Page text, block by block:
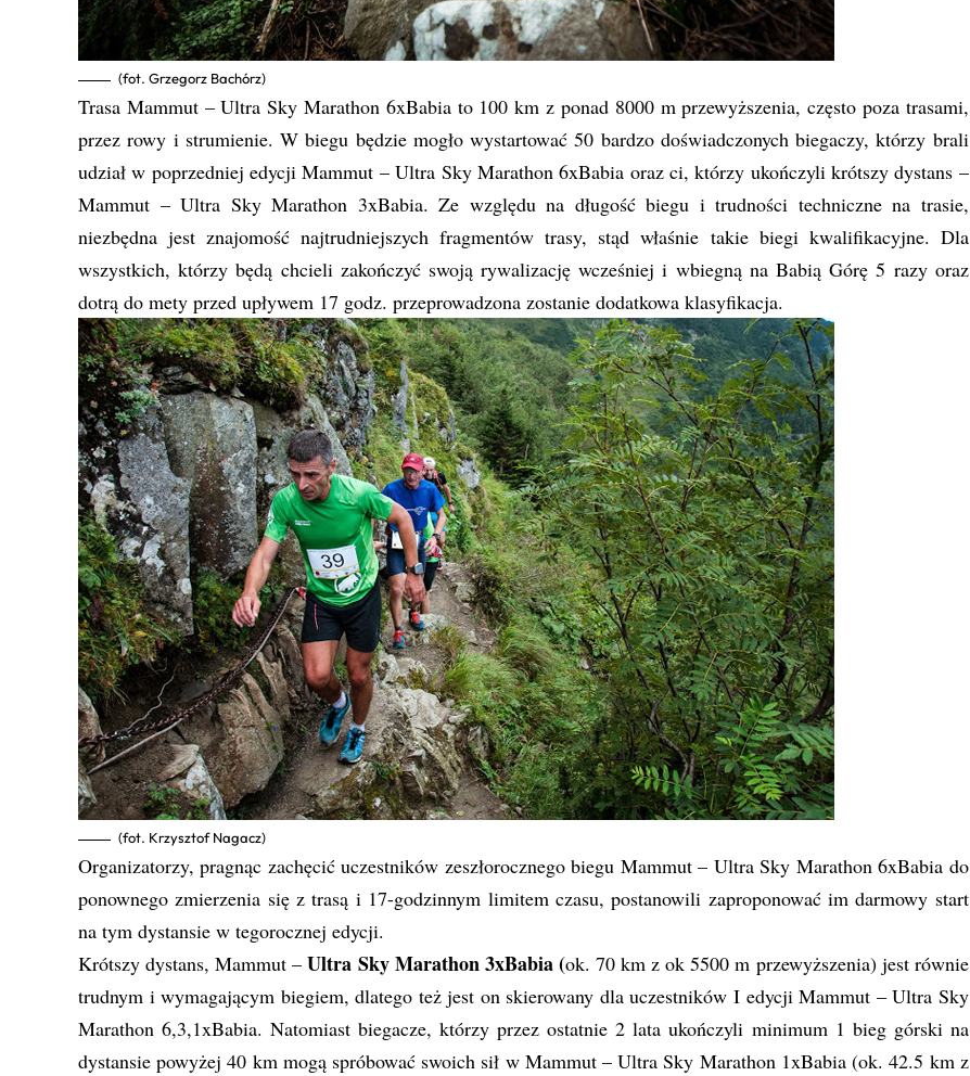
(fot. Grzegorz Bachórz)
Trasa Mammut – Ultra Sky Marathon 6xBabia to 100 km z ponad 8000 m przewyższenia, często poza trasami,
przez rowy i strumienie. W biegu będzie mogło wystartować 50 bardzo doświadczonych biegaczy, którzy brali
udział w poprzedniej edycji Mammut – Ultra Sky Marathon 6xBabia oraz ci, którzy ukończyli krótszy dystans –
Mammut – Ultra Sky Marathon 3xBabia. Ze względu na długość biegu i trudności techniczne na trasie,
niezbędna jest znajomość najtrudniejszych fragmentów trasy, stąd właśnie takie biegi kwalifikacyjne. Dla
wszystkich, którzy będą chcieli zakończyć swoją rywalizację wcześniej i wbiegną na Babią Górę 5 razy oraz
dotrą do mety przed upływem 17 godz. przeprowadzona zostanie dodatkowa klasyfikacja.
(fot. Krzysztof Nagacz)
Organizatorzy, pragnąc zachęcić uczestników zeszłorocznego biegu Mammut – Ultra Sky Marathon 6xBabia do
ponownego zmierzenia się z trasą i 17-godzinnym limitem czasu, postanowili zaproponować im darmowy start
na tym dystansie w tegorocznej edycji.
Krótszy dystans, Mammut –Ultra Sky Marathon 3xBabia (ok. 70 km z ok 5500 m przewyższenia) jest równie
trudnym i wymagającym biegiem, dlatego też jest on skierowany dla uczestników I edycji Mammut – Ultra Sky
Marathon 6,3,1xBabia. Natomiast biegacze, którzy przez ostatnie 2 lata ukończyli minimum 1 bieg górski na
dystansie powyżej 40 km mogą spróbować swoich sił w Mammut – Ultra Sky Marathon 1xBabia (ok. 42.5 km z